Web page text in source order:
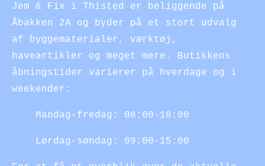
Jem & Fix i Thisted er beliggende på
Åbakken 2A og byder på et stort udvalg
af byggematerialer, værktøj,
haveartikler og meget mere. Butikkens
åbningstider varierer på hverdage og i
weekender:
Mandag-fredag: 08:00-18:00
Lørdag-søndag: 09:00-15:00